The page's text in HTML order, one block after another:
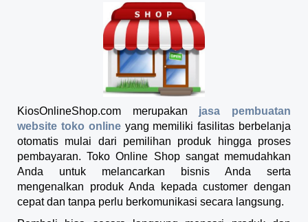
KiosOnlineShop.com merupakan jasa pembuatan
website toko onlineyang memiliki fasilitas berbelanja
otomatis mulai dari pemilihan produk hingga proses
pembayaran. Toko Online Shop sangat memudahkan
Anda untuk melancarkan bisnis Anda serta
mengenalkan produk Anda kepada customer dengan
cepat dan tanpa perlu berkomunikasi secara langsung.